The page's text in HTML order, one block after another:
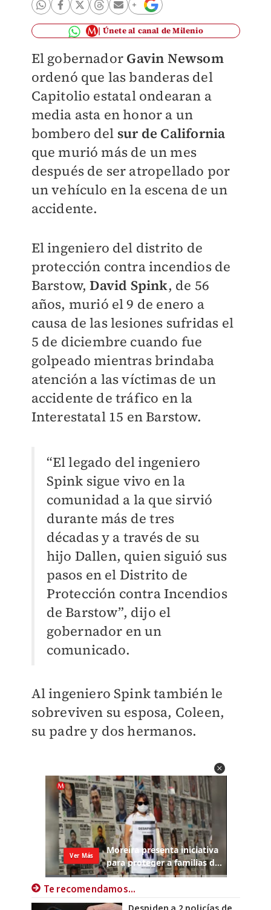
Únete al canal de Milenio
El gobernador Gavin Newsom
ordenó que las banderas del
Capitolio estatal ondearan a
media asta en honor a un
bombero del sur de California
que murió más de un mes
después de ser atropellado por
un vehículo en la escena de un
accidente.
El ingeniero del distrito de
protección contra incendios de
Barstow,David Spink, de 56
años, murió el 9 de enero a
causa de las lesiones sufridas el
5 de diciembre cuando fue
golpeado mientras brindaba
atención a las víctimas de un
accidente de tráfico en la
Interestatal 15 en Barstow.
“El legado del ingeniero
Spink sigue vivo en la
comunidad a la que sirvió
durante más de tres
décadas y a través de su
hijo Dallen, quien siguió sus
pasos en el Distrito de
Protección contra Incendios
de Barstow”, dijo el
gobernador en un
comunicado.
Al ingeniero Spink también le
sobreviven su esposa, Coleen,
su padre y dos hermanos.
Te recomendamos...